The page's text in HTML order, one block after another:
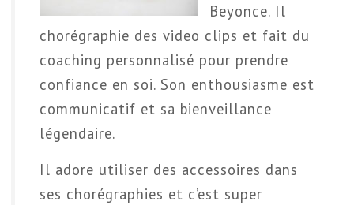
Beyonce. Il
chorégraphie des video clips et fait du
coaching personnalisé pour prendre
confiance en soi. Son enthousiasme est
communicatif et sa bienveillance
légendaire.
Il adore utiliser des accessoires dans
ses chorégraphies et c’est super